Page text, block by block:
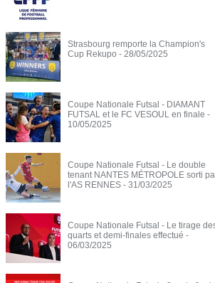
Strasbourg remporte la Champion's
Cup Rekupo - 28/05/2025
Coupe Nationale Futsal - DIAMANT
FUTSAL et le FC VESOUL en finale -
10/05/2025
Coupe Nationale Futsal - Le double
tenant NANTES MÉTROPOLE sorti
l'AS RENNES - 31/03/2025
Coupe Nationale Futsal - Le tirage
quarts et demi-finales effectué -
06/03/2025